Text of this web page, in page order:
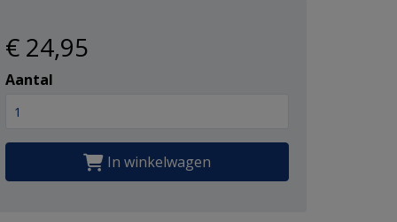
€ 24,95
Aantal
In winkelwagen